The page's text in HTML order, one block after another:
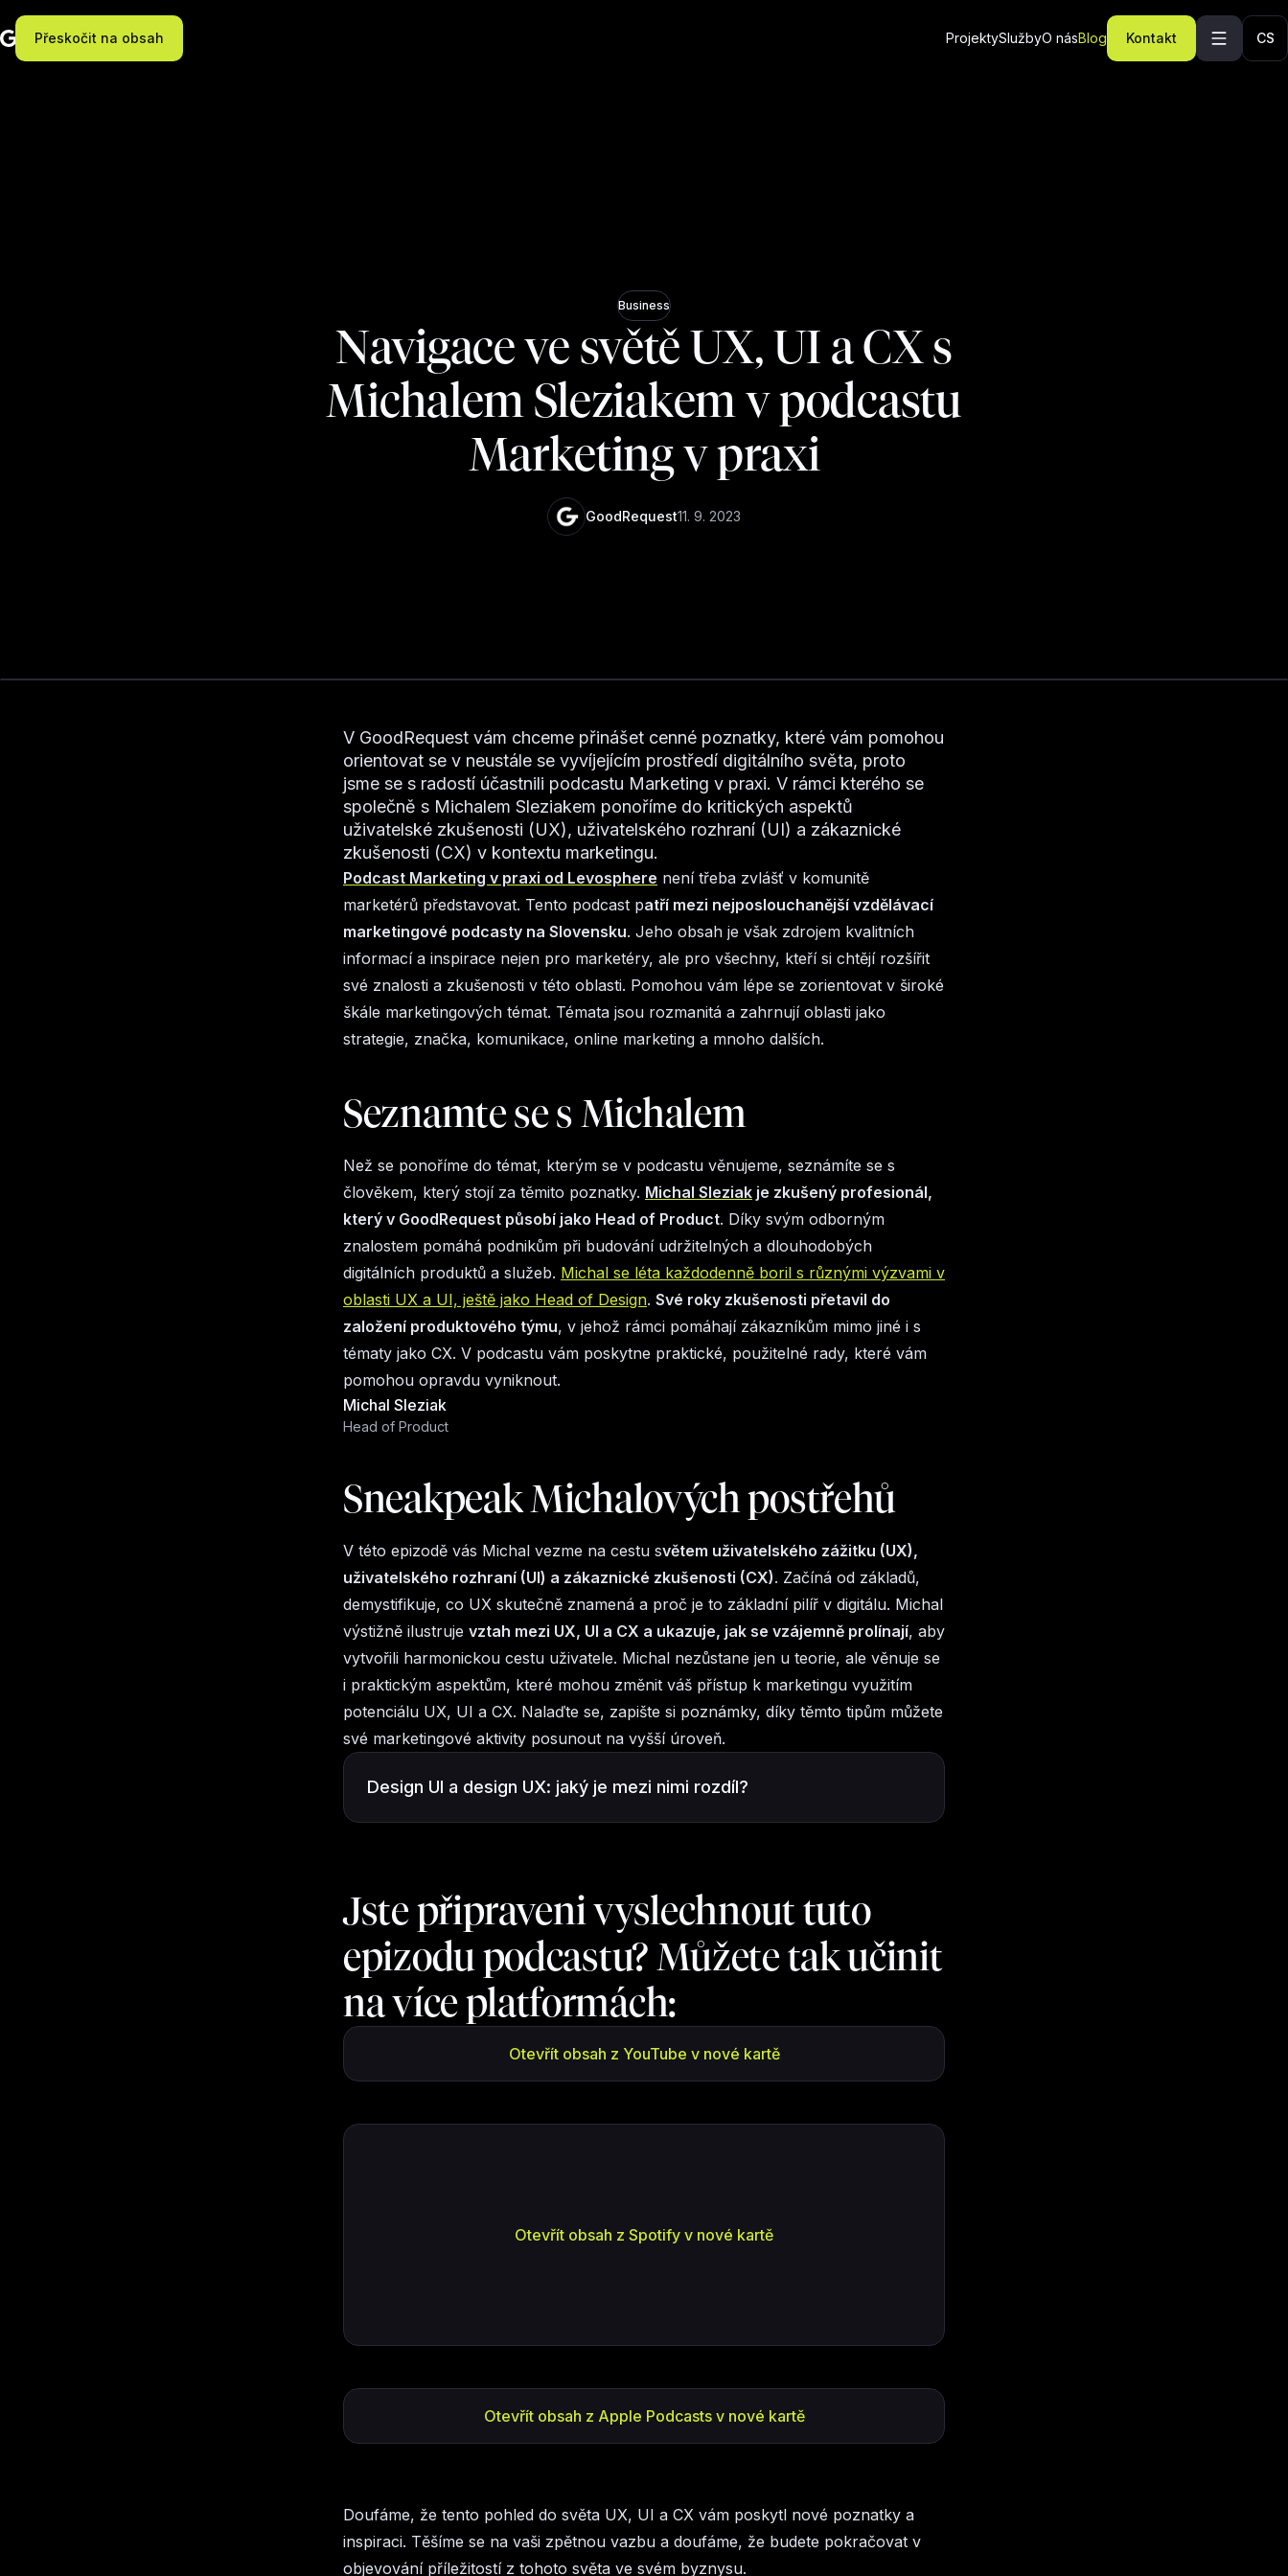
Přeskočit na obsah ProjektySlužbyO násBlog Kontakt CS
Business
Navigace ve světě UX, UI a CX s
Michalem Sleziakem v podcastu
Marketing v praxi
GoodRequest11. 9. 2023
V GoodRequest vám chceme přinášet cenné poznatky, které vám pomohou
orientovat se v neustále se vyvíjejícím prostředí digitálního světa, proto
jsme se s radostí účastnili podcastu Marketing v praxi. V rámci kterého se
společně s Michalem Sleziakem ponoříme do kritických aspektů
uživatelské zkušenosti (UX), uživatelského rozhraní (UI) a zákaznické
zkušenosti (CX) v kontextu marketingu.
Podcast Marketing v praxi od Levosphere není třeba zvlášť v komunitě
marketérů představovat. Tento podcast patří mezi nejposlouchanější vzdělávací
marketingové podcasty na Slovensku. Jeho obsah je však zdrojem kvalitních
informací a inspirace nejen pro marketéry, ale pro všechny, kteří si chtějí rozšířit
své znalosti a zkušenosti v této oblasti. Pomohou vám lépe se zorientovat v široké
škále marketingových témat. Témata jsou rozmanitá a zahrnují oblasti jako
strategie, značka, komunikace, online marketing a mnoho dalších.
Seznamte se s Michalem
Než se ponoříme do témat, kterým se v podcastu věnujeme, seznámíte se s
člověkem, který stojí za těmito poznatky. Michal Sleziak je zkušený profesionál,
který v GoodRequest působí jako Head of Product. Díky svým odborným
znalostem pomáhá podnikům při budování udržitelných a dlouhodobých
digitálních produktů a služeb. Michal se léta každodenně boril s různými výzvami v
oblasti UX a UI, ještě jako Head of Design. Své roky zkušenosti přetavil do
založení produktového týmu, v jehož rámci pomáhají zákazníkům mimo jiné i s
tématy jako CX. V podcastu vám poskytne praktické, použitelné rady, které vám
pomohou opravdu vyniknout.
Michal Sleziak
Head of Product
Sneakpeak Michalových postřehů
V této epizodě vás Michal vezme na cestu světem uživatelského zážitku (UX),
uživatelského rozhraní (UI) a zákaznické zkušenosti (CX). Začíná od základů,
demystifikuje, co UX skutečně znamená a proč je to základní pilíř v digitálu. Michal
výstižně ilustruje vztah mezi UX, UI a CX a ukazuje, jak se vzájemně prolínají, aby
vytvořili harmonickou cestu uživatele. Michal nezůstane jen u teorie, ale věnuje se
i praktickým aspektům, které mohou změnit váš přístup k marketingu využitím
potenciálu UX, UI a CX. Nalaďte se, zapište si poznámky, díky těmto tipům můžete
své marketingové aktivity posunout na vyšší úroveň.
Design UI a design UX: jaký je mezi nimi rozdíl?
Jste připraveni vyslechnout tuto
epizodu podcastu? Můžete tak učinit
na více platformách:
Otevřít obsah z YouTube v nové kartě
Otevřít obsah z Spotify v nové kartě
Otevřít obsah z Apple Podcasts v nové kartě
Doufáme, že tento pohled do světa UX, UI a CX vám poskytl nové poznatky a
inspiraci. Těšíme se na vaši zpětnou vazbu a doufáme, že budete pokračovat v
objevování příležitostí z tohoto světa ve svém byznysu.